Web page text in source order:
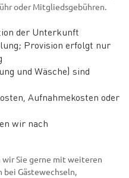
oder Mitgliedsgebühren.
der Unterkunft
Provision erfolgt nur
und Wäsche) sind
Aufnahmekosten oder
wir nach
Sie gerne mit weiteren
Gästewechseln,